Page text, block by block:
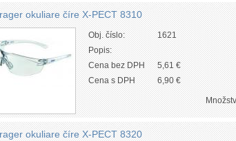
okuliare číre X-PECT 8310
Obj. číslo:
1621
Popis:
Cena bez DPH
5,61 €
Cena s DPH
6,90 €
okuliare číre X-PECT 8320